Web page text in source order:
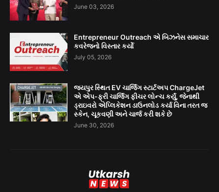
June 03, 2026
Entrepreneur Outreach એ બિઝનેસ સમાચાર
કવરેજનો વિસ્તાર કર્યો
July 05, 2026
જયપુર સ્થિત EV ચાર્જિંગ સ્ટાર્ટઅપ ChargeJet
એ એપ-ફ્રી ચાર્જિંગ ફીચર લોન્ચ કર્યું, જેનાથી
ડ્રાઇવરો એપ્લિકેશન ડાઉનલોડ કર્યા વિના તરત જ
સ્કેન, ચૂકવણી અને ચાર્જ કરી શકે છે
June 30, 2026